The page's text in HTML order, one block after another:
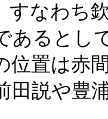
すなわち
あるとし
置は赤
田説や豊